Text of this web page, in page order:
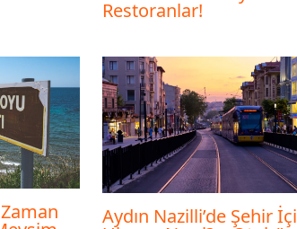
Restoranlar!
Aydın Nazilli’de Şehir İçi